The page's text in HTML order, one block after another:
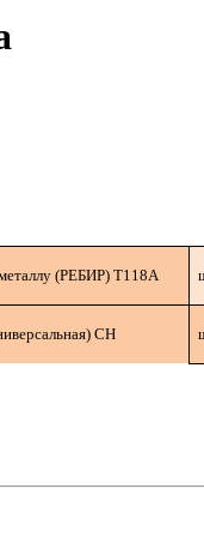
металлу (РЕБИР) Т118А
СН